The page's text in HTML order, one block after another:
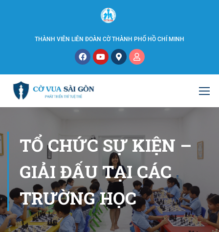
THÀNH VIÊN LIÊN ĐOÀN CỜ THÀNH PHỐ HỒ CHÍ MINH
TỔ CHỨC SỰ KIỆN –
GIẢI ĐẤU TẠI CÁC
TRƯỜNG HỌC